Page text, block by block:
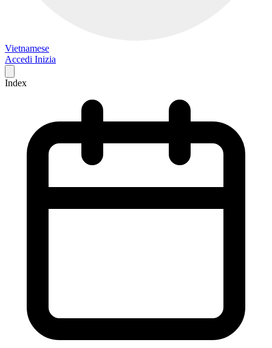
Vietnamese
Accedi Inizia
Index